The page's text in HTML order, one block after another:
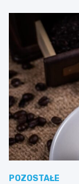
POZOSTAŁE